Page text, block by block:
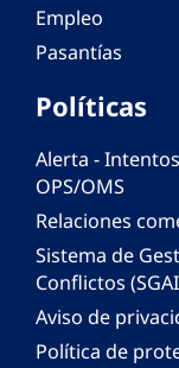
Empleo
Pasantías
Políticas
Alerta -
OPS/OMS
Relaciones
Sistema de
Conflictos
Aviso de
Política de